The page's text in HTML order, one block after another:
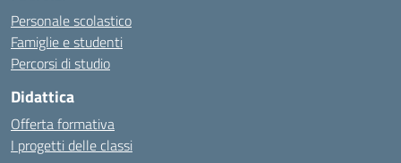
Personale scolastico
Famiglie e studenti
Percorsi di studio
Didattica
Offerta formativa
I progetti delle classi